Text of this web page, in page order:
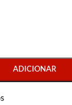
ADICIONAR